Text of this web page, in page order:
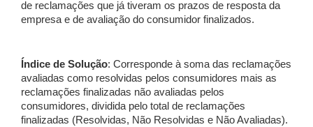
de reclamações que já tiveram os prazos de resposta da
empresa e de avaliação do consumidor finalizados.
Índice de Solução: Corresponde à soma das reclamações
avaliadas como resolvidas pelos consumidores mais as
reclamações finalizadas não avaliadas pelos
consumidores, dividida pelo total de reclamações
finalizadas (Resolvidas, Não Resolvidas e Não Avaliadas).